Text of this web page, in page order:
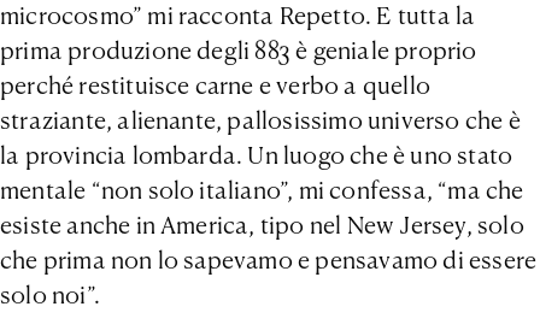
microcosmo” mi racconta Repetto. E tutta la
prima produzione degli 883 è geniale proprio
perché restituisce carne e verbo a quello
straziante, alienante, pallosissimo universo che è
la provincia lombarda. Un luogo che è uno stato
mentale “non solo italiano”, mi confessa, “ma che
esiste anche in America, tipo nel New Jersey, solo
che prima non lo sapevamo e pensavamo di essere
solo noi”.